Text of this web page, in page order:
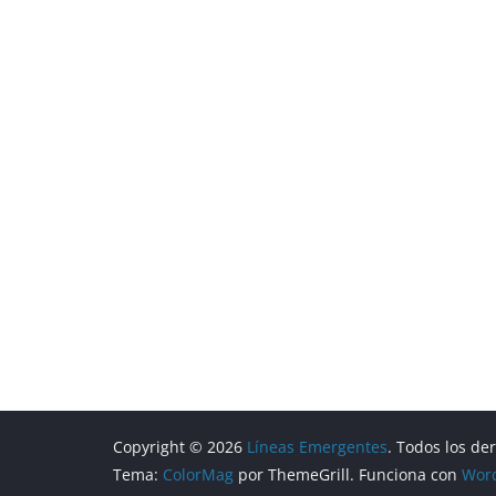
Copyright © 2026 Líneas Emergentes. Todos los
Tema: ColorMag por ThemeGrill. Funciona con